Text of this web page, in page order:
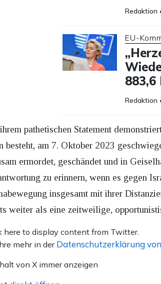
Redaktion
EU-
883,6
Redaktion
pathetischen Statement
besteht, am 7. Oktober 2023
ermordet, geschändet und in
zu erinnern, wenn es gegen
insgesamt mit ihrer
weiter als eine zeitweilige,
here to display content from Twitter.
mehr in der Datenschutzerklärung
von X immer anzeigen